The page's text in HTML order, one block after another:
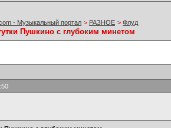
- Музыкальный портал > РАЗНОЕ > Флуд
Пушкино с глубоким минетом